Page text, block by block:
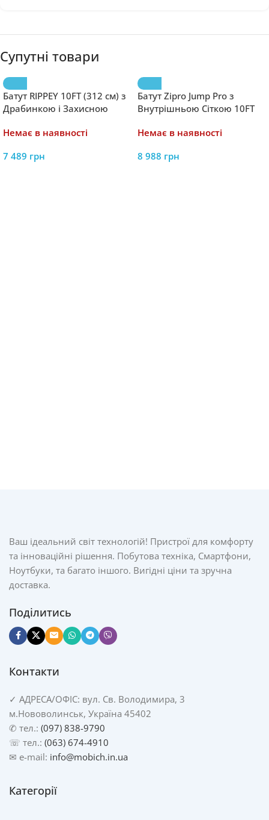
Супутні товари
Батут RIPPEY 10FT (312 см) з
Драбинкою і Захисною
для Дітей
Немає в наявності
7 489 грн
Батут Zipro Jump Pro з
Внутрішньою Сіткою 10FT
Розваги для Сім’ї
Немає в наявності
8 988 грн
Ваш ідеальний світ технологій! Пристрої для комфорту
та інноваційні рішення. Побутова техніка, Смартфони,
Ноутбуки, та багато іншого. Вигідні ціни та зручна
доставка.
Поділитись
Контакти
✓ АДРЕСА/ОФІС: вул. Св. Володимира, 3
м.Нововолинськ, Україна 45402
✆ тел.: (097) 838-9790
☏ тел.: (063) 674-4910
✉ e-mail: info@mobich.in.ua
Категорії